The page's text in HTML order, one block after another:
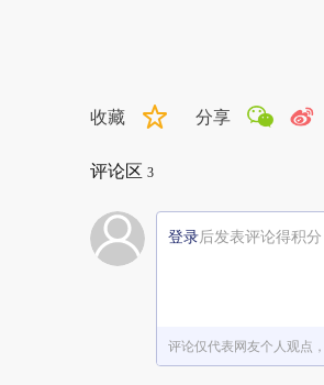
收藏 分享
评论区 3
登录后发表评论得积分
评论仅代表网友个人观点